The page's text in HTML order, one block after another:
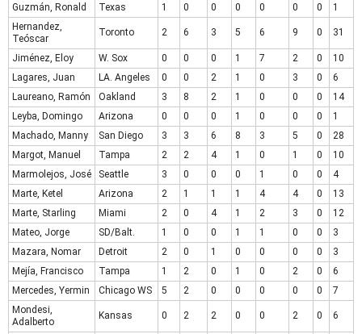
Guzmán, Ronald
Texas 1 0 0 0 0 0 0
1
Hernandez,
Teóscar
Toronto 2 6 3 5 6 9 0 31
Jiménez, Eloy W. Sox 0 0 0 1 7 2 0
10
Lagares, Juan
LA. Angeles 0 0 2 1 0 3 0
6
Laureano, Ramón
Oakland 3 8 2 1 0 0 0
14
Leyba, Domingo
Arizona 0 0 0 1 0 0 0
1
Machado, Manny
San Diego 3 3 6 8 3 5 0
28
Margot, Manuel
Tampa 2 2 4 1 0 1 0
10
Marmolejos, José
Seattle 3 0 0 0 1 0 0
4
Marte, Ketel
Arizona 2 1 1 1 4 4 0
13
Marte, Starling
Miami 2 0 4 1 2 3 0
12
Mateo, Jorge
SD/Balt. 1 0 0 1 1 0 0
3
Mazara, Nomar
Detroit 2 0 1 0 0 0 0
3
Mejía, Francisco
Tampa 1 2 0 1 0 2 0
6
Mercedes, Yermin
Chicago WS 5 2 0 0 0 0 0
7
Mondesi,
Adalberto
Kansas 0 2 2 0 0 2 0 6